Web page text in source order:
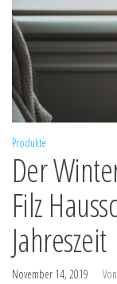
Produkte
Der
Filz
Jahreszeit
November 14, 2019 Von